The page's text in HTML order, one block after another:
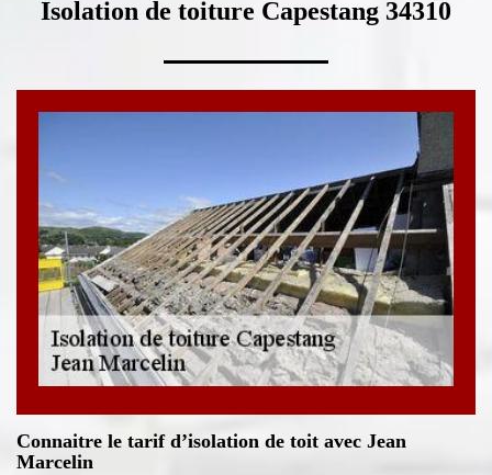
Isolation de toiture Capestang 34310
Connaitre le tarif d’isolation de toit avec Jean
Marcelin